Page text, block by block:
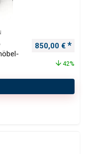
850,00 €
42%